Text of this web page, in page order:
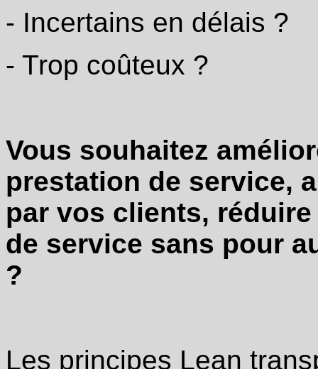
- Incertains en délais ?
- Trop coûteux ?
Vous souhaitez
prestation de service,
par vos clients,
de service sans pour
?
Les principes Lean